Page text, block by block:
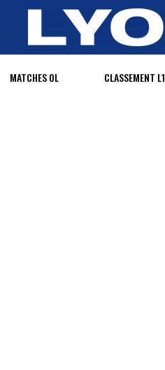
MATCHES OL CLASSEMENT L1